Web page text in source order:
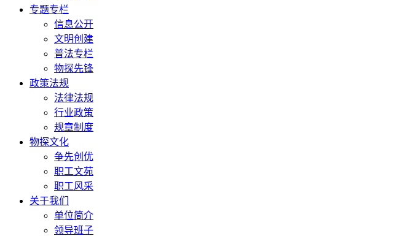
专题专栏
信息公开
文明创建
普法专栏
物探先锋
政策法规
法律法规
行业政策
规章制度
物探文化
争先创优
职工文苑
职工风采
关于我们
单位简介
领导班子